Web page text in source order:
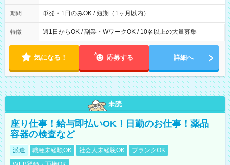
間は 試験により異なります。
期間 単発・1日のみOK / 短期（1ヶ月以内）
特徴 週1日からOK / 副業・WワークOK / 10名以上の大量募集
気になる！ 応募する 詳細へ
未読
座り仕事！給与即払いOK！日勤のお仕事！薬品
容器の検査など
派遣 職種未経験OK 社会人未経験OK
ブランクOK